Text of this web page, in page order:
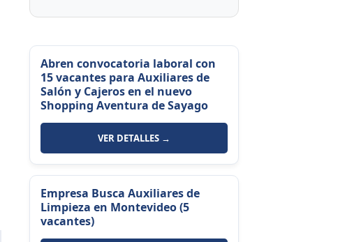
Abren convocatoria laboral con
15 vacantes para Auxiliares de
Salón y Cajeros en el nuevo
Shopping Aventura de Sayago
VER DETALLES →
Empresa Busca Auxiliares de
Limpieza en Montevideo (5
vacantes)